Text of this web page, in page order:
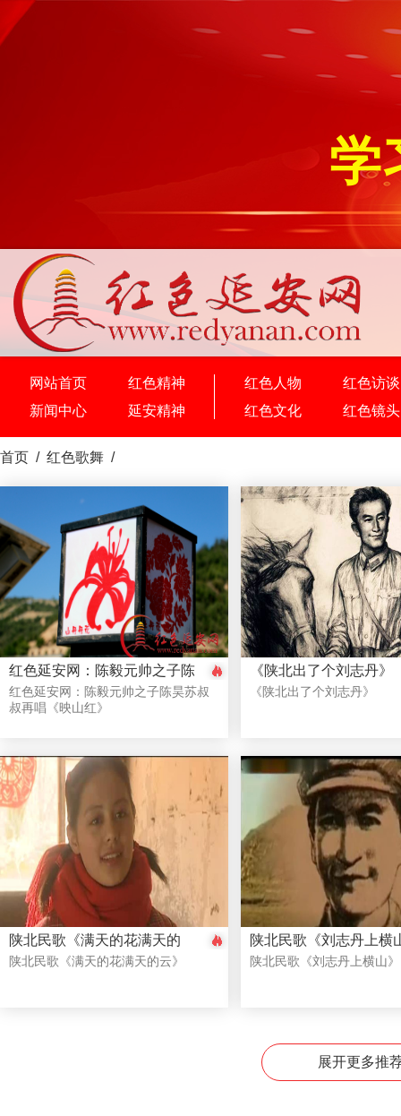
学
网站首页
红色精神
新闻中心
延安精神
红色人物
红色访谈
红色文化
红色镜头
首页 / 红色歌舞 /
红色延安网：陈毅元帅之子陈
昊苏叔叔再唱《映山红》
红色延安网：陈毅元帅之子陈昊苏叔
叔再唱《映山红》
《陕北出了个刘志丹》
《陕北出了个刘志丹》
陕北民歌《满天的花满天的
云》
陕北民歌《满天的花满天的云》
陕北民歌《刘志丹上横
陕北民歌《刘志丹上横山》
展开更多推